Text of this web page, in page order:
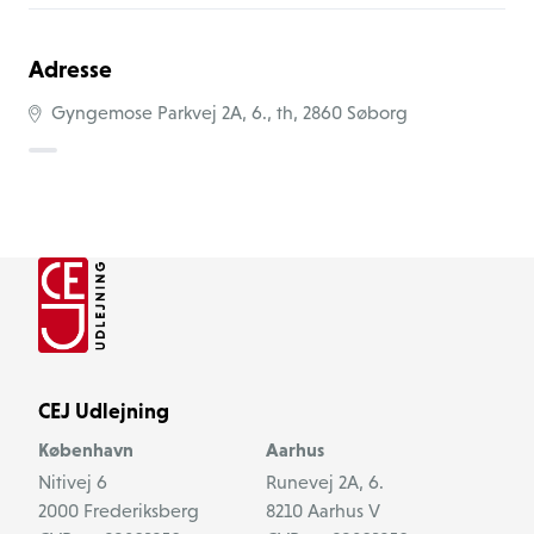
strækker sig gennem et boligområde med en blanding
rækkehuse. Området er kendetegnet ved velplejede
haver, brede fortov og cykelstier, der skaber en venlig og
I umiddelbar nærhed af Gyngemose Parkvej finder man
Gyngemose Park, der er et populært rekreativt område
for beboerne i Søborg. Parken har grønne arealer, søer,
stier og legepladser, der indbyder til gåture, jogging og
naturen og lade børnene lege frit.
Inden for gåafstand fra Gyngemose Parkvej er der flere
daginstitutioner, skoler og indkøbsmuligheder, hvilket
Adresse
Gyngemose Parkvej 2A, 6., th, 2860 Søborg
CEJ Udlejning
København
Nitivej 6
2000 Frederiksberg
Aarhus
Runevej 2A, 6.
8210 Aarhus V